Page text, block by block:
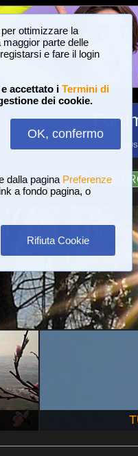
ottimizzare la
parte delle
e fare il login
accettato i Termini di
dei cookie.
OK, confermo
dalla pagina Preferenze
a fondo pagina, o
Rifiuta Cookie
FORUM DI
A ?AIUTO